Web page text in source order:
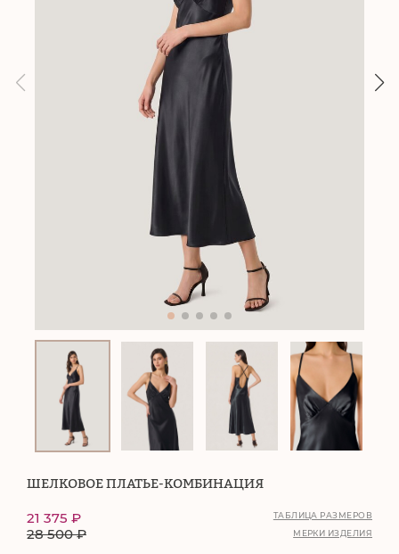
ШЕЛКОВОЕ ПЛАТЬЕ-КОМБИНАЦИЯ
28 500₽
21 375 ₽
ТАБЛИЦА РАЗМЕРОВ
МЕРКИ ИЗДЕЛИЯ